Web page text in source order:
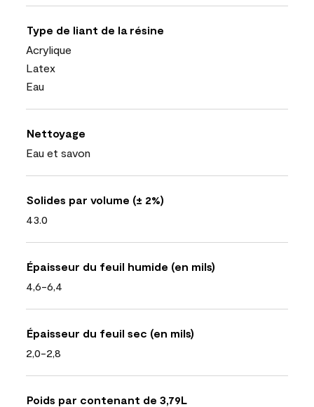
Type de liant de la résine
Acrylique
Latex
Eau
Nettoyage
Eau et savon
Solides par volume (± 2%)
43.0
Épaisseur du feuil humide (en mils)
4,6-6,4
Épaisseur du feuil sec (en mils)
2,0-2,8
Poids par contenant de 3,79L